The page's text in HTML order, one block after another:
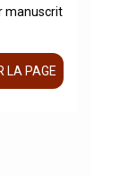
manuscrit
LA PAGE